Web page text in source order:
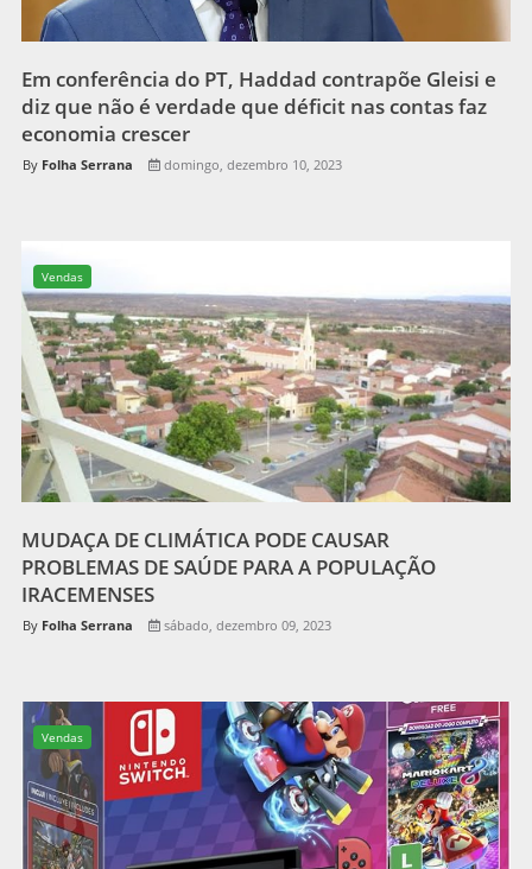
Em conferência do PT, Haddad contrapõe Gleisi e
diz que não é verdade que déficit nas contas faz
economia crescer
Folha Serrana domingo, dezembro 10, 2023
Vendas
MUDAÇA DE CLIMÁTICA PODE CAUSAR
PROBLEMAS DE SAÚDE PARA A POPULAÇÃO
IRACEMENSES
Folha Serrana sábado, dezembro 09, 2023
Vendas